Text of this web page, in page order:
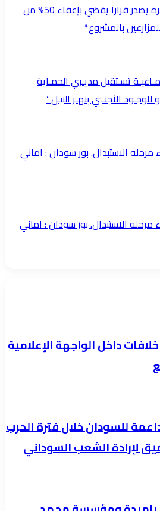
محافظ مشروع الجزيرة يصدر قرارا يقضي بإعفاء 50% من
بالمشروع*
تسـتقبل مديـري الحمـاية
الأجنـبي بنهـر النيـل ‘
مرحله الاستبدال. بور سودان : اماني
مرحله الاستبدال. بور سودان : اماني
داخل الواجهة الإعلامية
للسودان خلال فترة الحرب
لإرادة الشعب السوداني